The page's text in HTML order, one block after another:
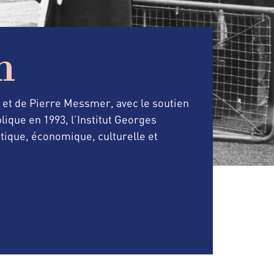
et de Pierre Messmer, avec le soutien
en 1993, l’Institut Georges
économique, culturelle et